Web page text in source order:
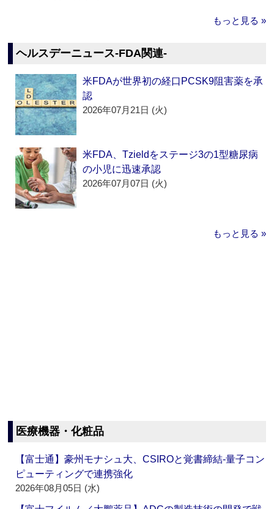
もっと見る »
ヘルスデーニュース‐FDA関連‐
米FDAが世界初の経口PCSK9阻害薬を承
認
2026年07月21日 (火)
米FDA、Tzieldをステージ3の1型糖尿病
の小児に迅速承認
2026年07月07日 (火)
もっと見る »
医療機器・化粧品
【富士通】豪州モナシュ大、CSIROと覚書締結‐量子コン
ピューティングで連携強化
2026年08月05日 (水)